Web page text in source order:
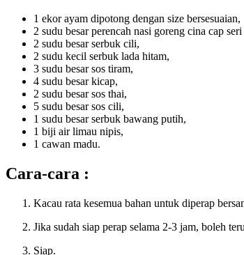
1 ekor ayam dipotong dengan size bersesuaian,
2 sudu besar perencah nasi goreng cina cap
2 sudu besar serbuk cili,
2 sudu kecil serbuk lada hitam,
3 sudu besar sos tiram,
4 sudu besar kicap,
2 sudu besar sos thai,
5 sudu besar sos cili,
1 sudu besar serbuk bawang putih,
1 biji air limau nipis,
1 cawan madu.
Cara-cara :
Kacau rata kesemua bahan untuk diperap
Jika sudah siap perap selama 2-3 jam, boleh
Siap.